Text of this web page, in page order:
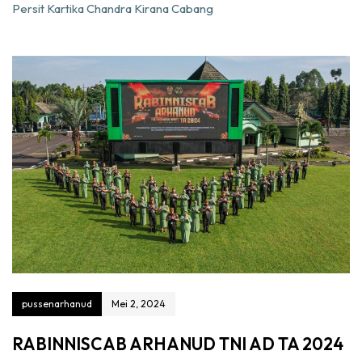
Persit Kartika Chandra Kirana Cabang
pussenarhanud Mei 2, 2024
RABINNISCAB ARHANUD TNI AD TA 2024